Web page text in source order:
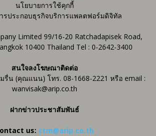
นโยบายการใช้คุกกี้
รประกอบธุรกิจบริการแพลตฟอร์มดิจิทัล
Limited 99/16-20 Ratchadapisek Road,
10400 Thailand Tel : 0-2642-3400
สนใจลงโฆษณาติดต่อ
น (คุณแนน) โทร. 08-1668-2221 หรือ email :
wanvisak@arip.co.th
ฝากข่าวประชาสัมพันธ์
us: ctm@arip.co.th